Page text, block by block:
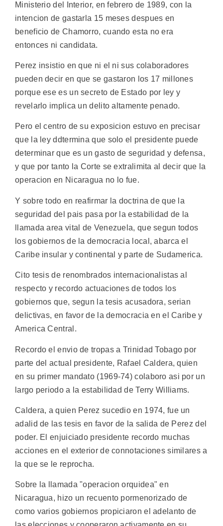
Ministerio del Interior, en febrero de 1989, con la
intencion de gastarla 15 meses despues en
beneficio de Chamorro, cuando esta no era
entonces ni candidata.
Perez insistio en que ni el ni sus colaboradores
pueden decir en que se gastaron los 17 millones
porque ese es un secreto de Estado por ley y
revelarlo implica un delito altamente penado.
Pero el centro de su exposicion estuvo en precisar
que la ley ddtermina que solo el presidente puede
determinar que es un gasto de seguridad y defensa,
y que por tanto la Corte se extralimita al decir que la
operacion en Nicaragua no lo fue.
Y sobre todo en reafirmar la doctrina de que la
seguridad del pais pasa por la estabilidad de la
llamada area vital de Venezuela, que segun todos
los gobiernos de la democracia local, abarca el
Caribe insular y continental y parte de Sudamerica.
Cito tesis de renombrados internacionalistas al
respecto y recordo actuaciones de todos los
gobiernos que, segun la tesis acusadora, serian
delictivas, en favor de la democracia en el Caribe y
America Central.
Recordo el envio de tropas a Trinidad Tobago por
parte del actual presidente, Rafael Caldera, quien
en su primer mandato (1969-74) colaboro asi por un
largo periodo a la estabilidad de Terry Williams.
Caldera, a quien Perez sucedio en 1974, fue un
adalid de las tesis en favor de la salida de Perez del
poder. El enjuiciado presidente recordo muchas
acciones en el exterior de connotaciones similares a
la que se le reprocha.
Sobre la llamada "operacion orquidea" en
Nicaragua, hizo un recuento pormenorizado de
como varios gobiernos propiciaron el adelanto de